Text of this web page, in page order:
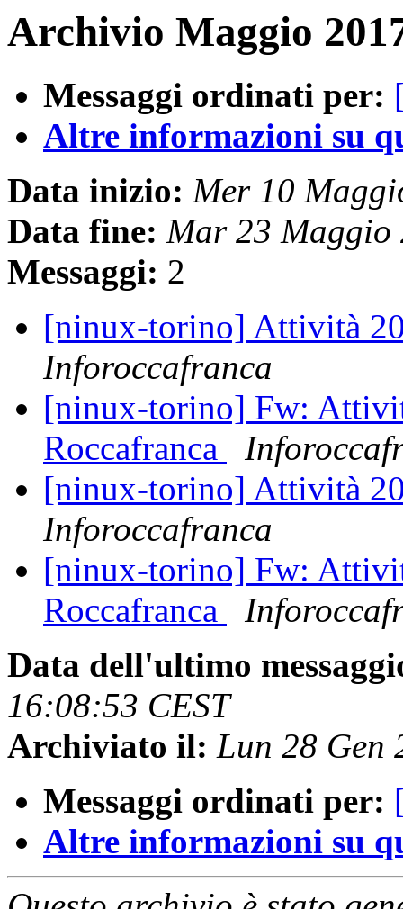
Archivio Maggio
Messaggi ordinati per:
Altre informazioni su
Data inizio: Mer 10
Data fine: Mar 23 Maggio
Messaggi: 2
[ninux-torino] Attività
Inforoccafranca
[ninux-torino] Fw:
Roccafranca
[ninux-torino] Attività
Inforoccafranca
[ninux-torino] Fw:
Roccafranca
Data dell'ultimo
16:08:53 CEST
Archiviato il: Lun 28 Gen
Messaggi ordinati per:
Altre informazioni su